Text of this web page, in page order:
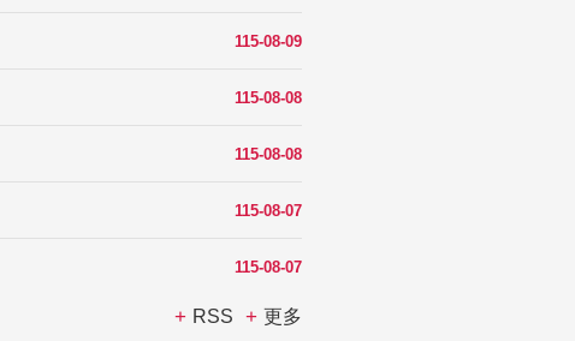
115-08-09
115-08-08
115-08-08
115-08-07
115-08-07
RSS 更多